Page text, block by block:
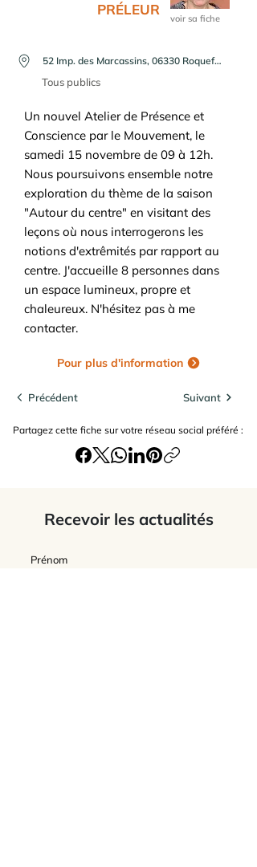
PRÉLEUR
voir sa fiche
52 Imp. des Marcassins, 06330 Roquefort-les-Pins, France
Tous publics
Un nouvel Atelier de Présence et
Conscience par le Mouvement, le
samedi 15 novembre de 09 à 12h.
Nous poursuivons ensemble notre
exploration du thème de la saison
"Autour du centre" en visitant des
leçons où nous interrogerons les
notions d'extrêmités par rapport au
centre. J'accueille 8 personnes dans
un espace lumineux, propre et
chaleureux. N'hésitez pas à me
contacter.
Pour plus d'information
Précédent Suivant
Partagez cette fiche sur votre réseau social préféré :
Recevoir les actualités